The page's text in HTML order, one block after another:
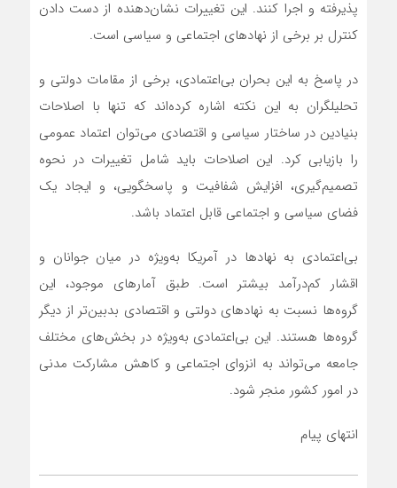
پذیرفته و اجرا کنند. این تغییرات نشان‌دهنده از دست دادن
کنترل بر برخی از نهادهای اجتماعی و سیاسی است.
در پاسخ به این بحران بی‌اعتمادی، برخی از مقامات دولتی و
تحلیلگران به این نکته اشاره کرده‌اند که تنها با اصلاحات
بنیادین در ساختار سیاسی و اقتصادی می‌توان اعتماد عمومی
را بازیابی کرد. این اصلاحات باید شامل تغییرات در نحوه
تصمیم‌گیری، افزایش شفافیت و پاسخگویی، و ایجاد یک
فضای سیاسی و اجتماعی قابل اعتماد باشد.
بی‌اعتمادی به نهادها در آمریکا به‌ویژه در میان جوانان و
اقشار کم‌درآمد بیشتر است. طبق آمارهای موجود، این
گروه‌ها نسبت به نهادهای دولتی و اقتصادی بدبین‌تر از دیگر
گروه‌ها هستند. این بی‌اعتمادی به‌ویژه در بخش‌های مختلف
جامعه می‌تواند به انزوای اجتماعی و کاهش مشارکت مدنی
در امور کشور منجر شود.
انتهای پیام